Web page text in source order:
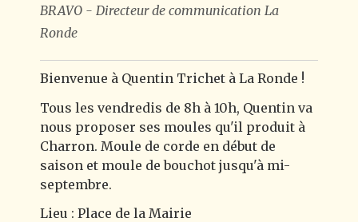
BRAVO - Directeur de communication La
Ronde
Bienvenue à Quentin Trichet à La Ronde !
Tous les vendredis de 8h à 10h, Quentin va
nous proposer ses moules qu'il produit à
Charron. Moule de corde en début de
saison et moule de bouchot jusqu'à mi-
septembre.
Lieu : Place de la Mairie